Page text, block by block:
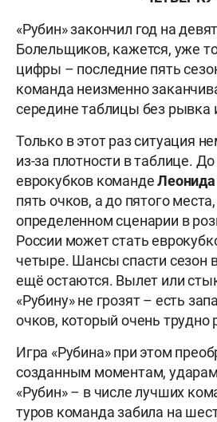
«Рубин» закончил год на
Болельщиков, кажется, уже
цифры – последние пять
команда неизменно
середине таблицы без рывка
Только в этот раз ситуация
из-за плотности в таблице.
еврокубков командеЛеонида
пять очков, а до пятого
определенном сценарии в
России может стать
четыре. Шансы спасти сезон
ещё остаются. Вылет или
«Рубину» не грозят – есть
очков, который очень трудно
Игра «Рубина» при этом
созданным моментам,
«Рубин» – в числе лучших
туров команда забила на